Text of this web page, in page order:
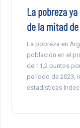
La pobreza
de la mitad
La pobreza en
población en el
de 11,2 puntos
período de 2023,
estadísticas Indec.